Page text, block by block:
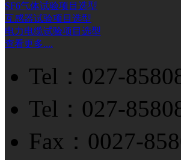
SF6气体试验项目选型
互感器试验项目选型
电力电缆试验项目选型
查看更多....
Tel：027-
Tel：027-
Fax：0027-